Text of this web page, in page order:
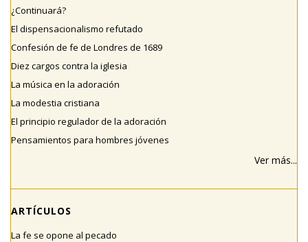
¿Continuará?
El dispensacionalismo refutado
Confesión de fe de Londres de 1689
Diez cargos contra la iglesia
La música en la adoración
La modestia cristiana
El principio regulador de la adoración
Pensamientos para hombres jóvenes
Ver más...
ARTÍCULOS
La fe se opone al pecado